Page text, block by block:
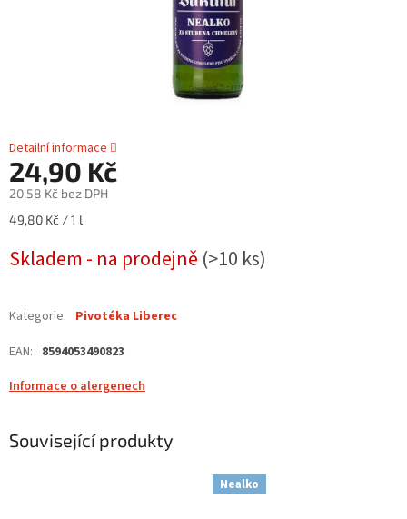
Detailní informace
24,90 Kč
20,58 Kč bez DPH
Měrná
49,80 Kč / 1 l
Skladem - na prodejně (>10 ks)
Kategorie: Pivotéka Liberec
EAN: 8594053490823
Informace o alergenech
Související produkty
Nealko